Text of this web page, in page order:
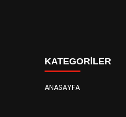
KATEGORİLER
ANASAYFA